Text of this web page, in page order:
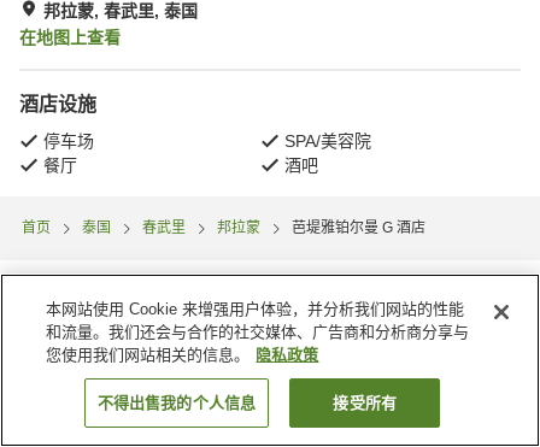
邦拉蒙, 春武里, 泰国
在地图上查看
酒店设施
停车场
SPA/美容院
餐厅
酒吧
首页 泰国 春武里 邦拉蒙 芭堤雅铂尔曼 G 酒店
搜索客房
本网站使用 Cookie 来增强用户体验，并分析我们网站的性能
和流量。我们还会与合作的社交媒体、广告商和分析商分享与
您使用我们网站相关的信息。
隐私政策
不得出售我的个人信息 接受所有